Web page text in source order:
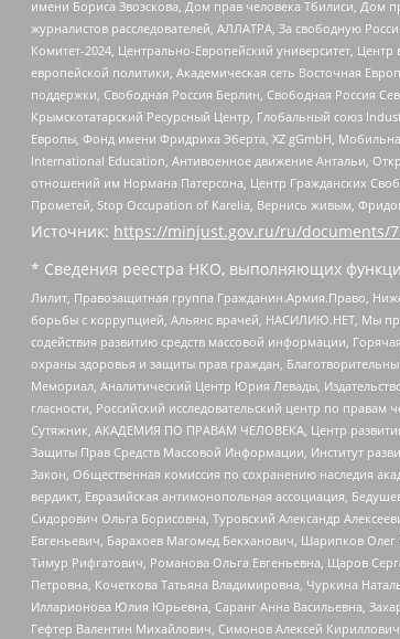
имени Бориса Звозскова, Дом прав человека Тбилиси, Дом
журналистов расследователей, АЛЛАТРА, За свободную
Комитет-2024, Центрально-Европейский университет,
европейской политики, Академическая сеть Восточная
поддержки, Свободная Россия Берлин, Свободная Россия
Крымскотатарский Ресурсный Центр, Глобальный союз
Европы, Фонд имени Фридриха Эберта, XZ gGmbH,
International Education, Антивоенное движение Антальи,
отношений им Нормана Патерсона, Центр Гражданских
Прометей, Stop Occupation of Karelia, Вернись живым,
Источник: https://minjust.gov.ru/ru/documents/
* Сведения реестра НКО, выполняющих
Лилит, Правозащитная группа Гражданин.Армия.Право,
борьбы с коррупцией, Альянс врачей, НАСИЛИЮ.НЕТ, Мы
содействия развитию средств массовой информации,
охраны здоровья и защиты прав граждан,
Мемориал, Аналитический Центр Юрия Левады,
гласности, Российский исследовательский центр по
Сутяжник, АКАДЕМИЯ ПО ПРАВАМ ЧЕЛОВЕКА, Центр развития
Защиты Прав Средств Массовой Информации, Институт
Закон, Общественная комиссия по сохранению наследия
вердикт, Евразийская антимонопольная ассоциация,
Сидорович Ольга Борисовна, Туровский Александр
Евгеньевич, Барахоев Магомед Бекханович, Шарипков
Тимур Рифгатович, Романова Ольга Евгеньевна, Щаров
Петровна, Кочеткова Татьяна Владимировна, Чуркина
Илларионова Юлия Юрьевна, Саранг Анна Васильевна,
Гефтер Валентин Михайлович, Симонов Алексей